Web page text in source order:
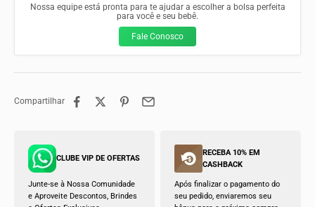
Nossa equipe está pronta para te ajudar a escolher a bolsa perfeita
para você e seu bebê.
Fale Conosco
Compartilhar
CLUBE VIP DE OFERTAS
Junte-se à Nossa Comunidade
e Aproveite Descontos, Brindes
RECEBA 10% EM
CASHBACK
Após finalizar o pagamento do
seu pedido, enviaremos seu